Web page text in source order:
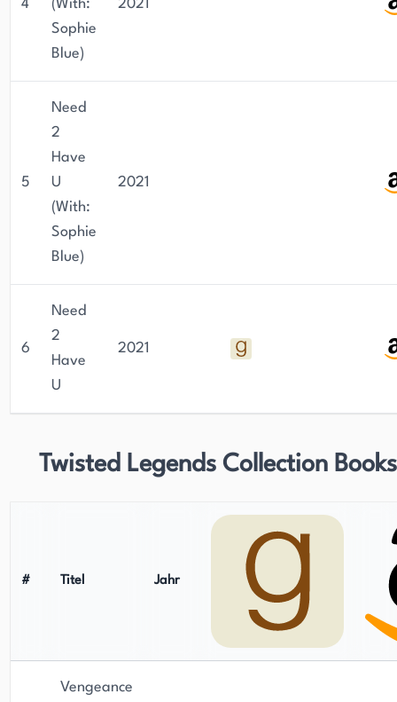
4
(With:
Sophie
Blue)
2021
5
Need
2
Have
U
(With:
Sophie
Blue)
2021
6
Need
2
Have
U
2021
Twisted Legends Collection Books
# Titel Jahr
Vengeance